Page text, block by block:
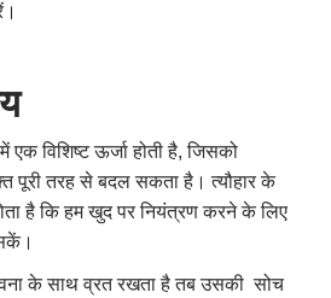
विशिष्ट ऊर्जा होती है,जिसको
पूरी तरह से बदल सकता है। त्यौहार के
है कि हम खुद पर नियंत्रण करने के लिए
के साथ व्रत रखता है तब उसकी सोच